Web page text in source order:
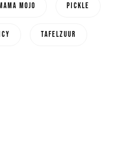
Mojo pickle
tafelzuur